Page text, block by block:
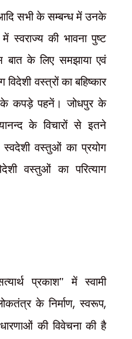
सभी के सम्बन्ध में उनके
स्वराज्य की भावना पुष्ट
बात के लिए समझाया एवं
विदेशी वस्त्रों का बहिष्कार
कपड़े पहनें। जोधपुर के
के विचारों से इतने
स्वदेशी वस्तुओं का प्रयोग
वस्तुओं का परित्याग
प्रकाश" में स्वामी
के निर्माण,स्वरूप,
की विवेचना की है